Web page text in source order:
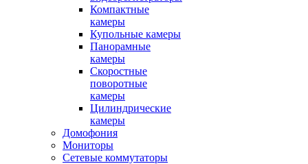
Компактные
камеры
Купольные камеры
Панорамные
камеры
Скоростные
поворотные
камеры
Цилиндрические
камеры
Домофония
Мониторы
Сетевые коммутаторы